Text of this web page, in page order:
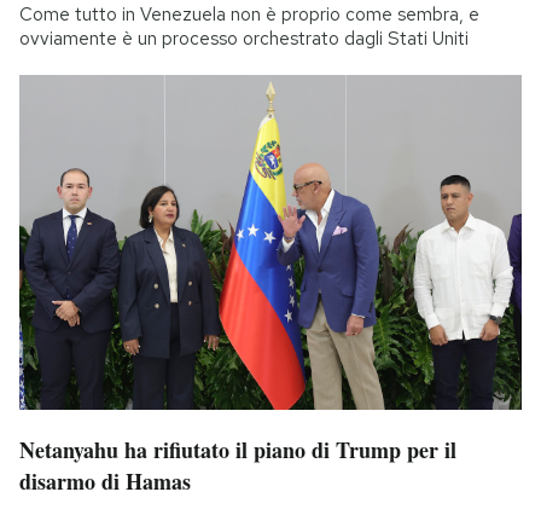
Come tutto in Venezuela non è proprio come sembra, e
ovviamente è un processo orchestrato dagli Stati Uniti
Netanyahu ha rifiutato il piano di Trump per il
disarmo di Hamas